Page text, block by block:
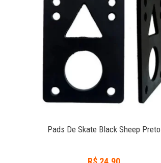
Pads De Skate Black Sheep Preto